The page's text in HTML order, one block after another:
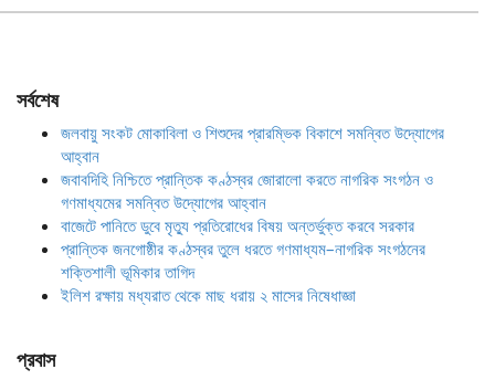
সর্বশেষ
জলবায়ু সংকট মোকাবিলা ও শিশুদের প্রারম্ভিক বিকাশে সমন্বিত উদ্যোগের
আহ্বান
জবাবদিহি নিশ্চিতে প্রান্তিক কণ্ঠস্বর জোরালো করতে নাগরিক সংগঠন ও
গণমাধ্যমের সমন্বিত উদ্যোগের আহ্বান
বাজেটে পানিতে ডুবে মৃত্যু প্রতিরোধের বিষয় অন্তর্ভুক্ত করবে সরকার
প্রান্তিক জনগোষ্ঠীর কণ্ঠস্বর তুলে ধরতে গণমাধ্যম–নাগরিক সংগঠনের
শক্তিশালী ভূমিকার তাগিদ
ইলিশ রক্ষায় মধ্যরাত থেকে মাছ ধরায় ২ মাসের নিষেধাজ্ঞা
প্রবাস